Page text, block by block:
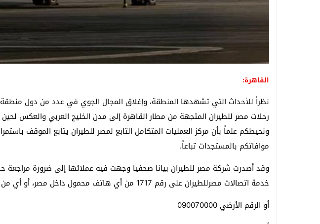
القاهرة:
نظراً للأحداث التي تشهدها المنطقة، وإغلاق المجال الجوي في عدد من دول منطقة
رحلات مصر للطيران المتجهة من مطار القاهرة إلى مدن الخليج العربي والعكس لحين
ونحيطكم علماً بأن مركز العمليات المتكامل التابع لمصر للطيران يتابع الموقف
موافاتكم بالمستجدات تباعاً.
وقد أصدرت شركة مصر للطيران بيانا صحفيا وجهت فيه عملائها إلى ضرورة مراجعة
خدمة اتصالات مصرللطيران على رقم 1717 من أي هاتف محمول داخل مصر، أو أي من الأرقام التالية:
أو الرقم الأرضي 090070000